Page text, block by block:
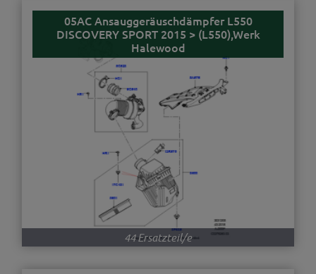
05AC Ansauggeräuschdämpfer L550
DISCOVERY SPORT 2015 > (L550),Werk
Halewood
44 Ersatzteil/e